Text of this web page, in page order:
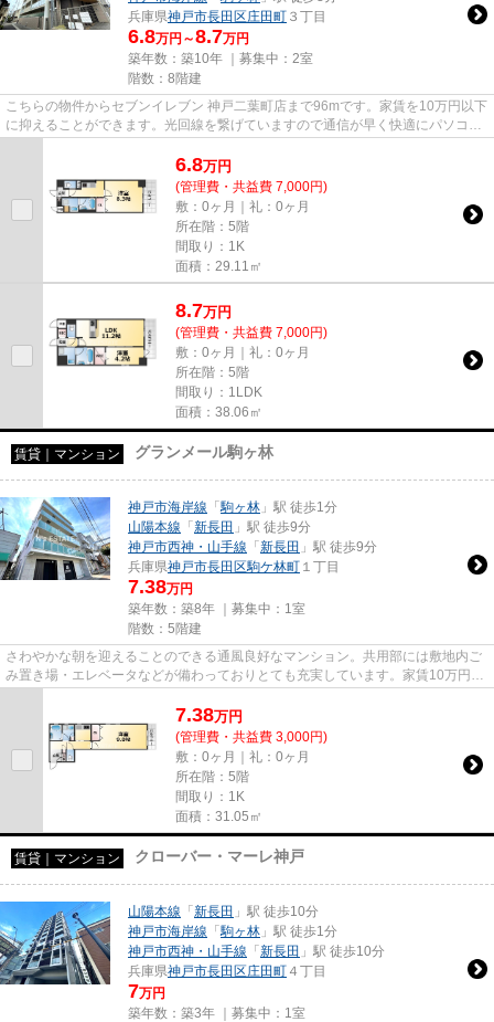
兵庫県神戸市長田区庄田町 ３丁目
6.8万円～8.7万円
築年数：築10年 ｜募集中： 2室
階数：8階建
こちらの物件からセブンイレブン 神戸二葉町店まで96mです。家賃を10万円以下
に抑えることができます。光回線を繋げていますので通信が早く快適にパソコン
6.8万円
(管理費・共益費 7,000円)
敷：0ヶ月｜礼：0ヶ月
所在階：5階
間取り：1K
面積：29.11㎡
8.7万円
(管理費・共益費 7,000円)
敷：0ヶ月｜礼：0ヶ月
所在階：5階
間取り：1LDK
面積：38.06㎡
賃貸｜マンション グランメール駒ヶ林
神戸市海岸線 「駒ヶ林 」駅 徒歩1分
山陽本線 「 新長田 」駅 徒歩9分
神戸市西神・山手線 「 新長田 」駅 徒歩9分
兵庫県神戸市長田区駒ケ林町 １丁目
7.38万円
築年数：築8年 ｜募集中： 1室
階数：5階建
さわやかな朝を迎えることのできる通風良好なマンション。共用部には敷地内ご
み置き場・エレベータなどが備わっておりとても充実しています。家賃10万円以
7.38万円
(管理費・共益費 3,000円)
敷：0ヶ月｜礼：0ヶ月
所在階：5階
間取り：1K
面積：31.05㎡
賃貸｜マンション クローバー・マーレ神戸
山陽本線 「 新長田 」駅 徒歩10分
神戸市海岸線 「駒ヶ林 」駅 徒歩1分
神戸市西神・山手線 「 新長田 」駅 徒歩10分
兵庫県神戸市長田区庄田町 ４丁目
7万円
築年数：築3年 ｜募集中： 1室